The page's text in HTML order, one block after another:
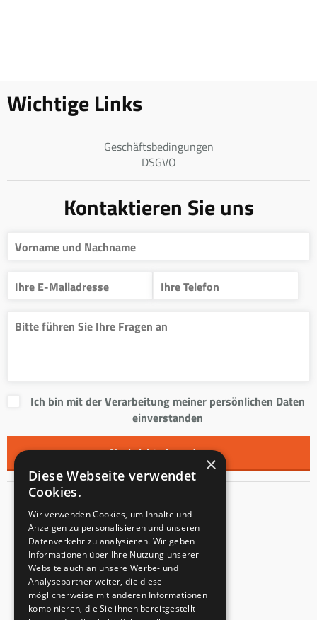
Wichtige Links
Geschäftsbedingungen
DSGVO
Kontaktieren Sie uns
Ich bin mit der Verarbeitung meiner persönlichen Daten
einverstanden
Kontakt
Innentreppen s.r.o.
Mladoňovice 65
PLZ: 675 32
Tschechien
×
Diese Webseite verwendet
Cookies.
Wir verwenden Cookies, um Inhalte und
Anzeigen zu personalisieren und unseren
Datenverkehr zu analysieren. Wir geben
Informationen über Ihre Nutzung unserer
Website auch an unsere Werbe- und
Analysepartner weiter, die diese
möglicherweise mit anderen Informationen
kombinieren, die Sie ihnen bereitgestellt